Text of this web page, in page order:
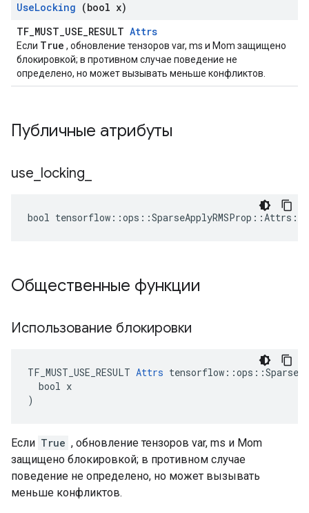
UseLocking (bool x)
TF_MUST_USE_RESULT Attrs
Если True , обновление тензоров var, ms и Mom защищено
блокировкой; в противном случае поведение не
определено, но может вызывать меньше конфликтов.
Публичные атрибуты
use locking
bool
Общественные функции
Использование блокировки
TF_MUST_USE_RESULT Attrs
  bool x
)
Если True , обновление тензоров var, ms и Mom
защищено блокировкой; в противном случае
поведение не определено, но может вызывать
меньше конфликтов.